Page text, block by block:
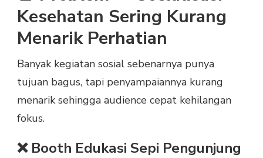
Kesehatan Sering Kurang
Menarik Perhatian
Banyak kegiatan sosial sebenarnya punya
tujuan bagus, tapi penyampaiannya kurang
menarik sehingga audience cepat kehilangan
fokus.
❌ Booth Edukasi Sepi Pengunjung